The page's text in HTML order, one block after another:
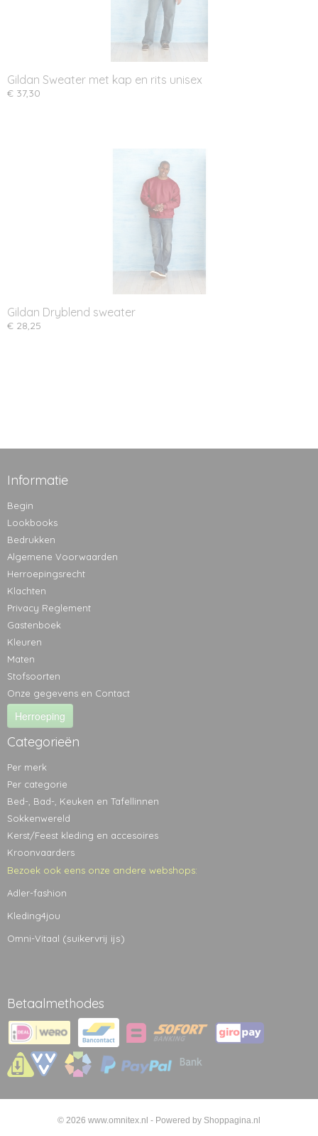
Gildan Sweater met kap en rits unisex
€ 37,30
Gildan Dryblend sweater
€ 28,25
Informatie
Begin
Lookbooks
Bedrukken
Algemene Voorwaarden
Herroepingsrecht
Klachten
Privacy Reglement
Gastenboek
Kleuren
Maten
Stofsoorten
Onze gegevens en Contact
Herroeping
Categorieën
Per merk
Per categorie
Bed-, Bad-, Keuken en Tafellinnen
Sokkenwereld
Kerst/Feest kleding en accesoires
Kroonvaarders
Bezoek ook eens onze andere webshops:
Adler-fashion
Kleding4jou
Omni-Vitaal (suikervrij ijs)
Betaalmethodes
© 2026 www.omnitex.nl - Powered by Shoppagina.nl